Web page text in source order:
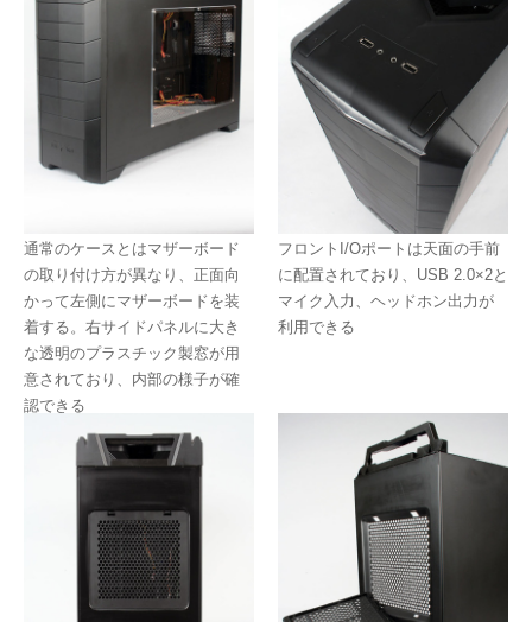
通常のケースとはマザーボード
の取り付け方が異なり、正面向
かって左側にマザーボードを装
着する。右サイドパネルに大き
な透明のプラスチック製窓が用
意されており、内部の様子が確
認できる
フロントI/Oポートは天面の手前
に配置されており、USB 2.0×2と
マイク入力、ヘッドホン出力が
利用できる